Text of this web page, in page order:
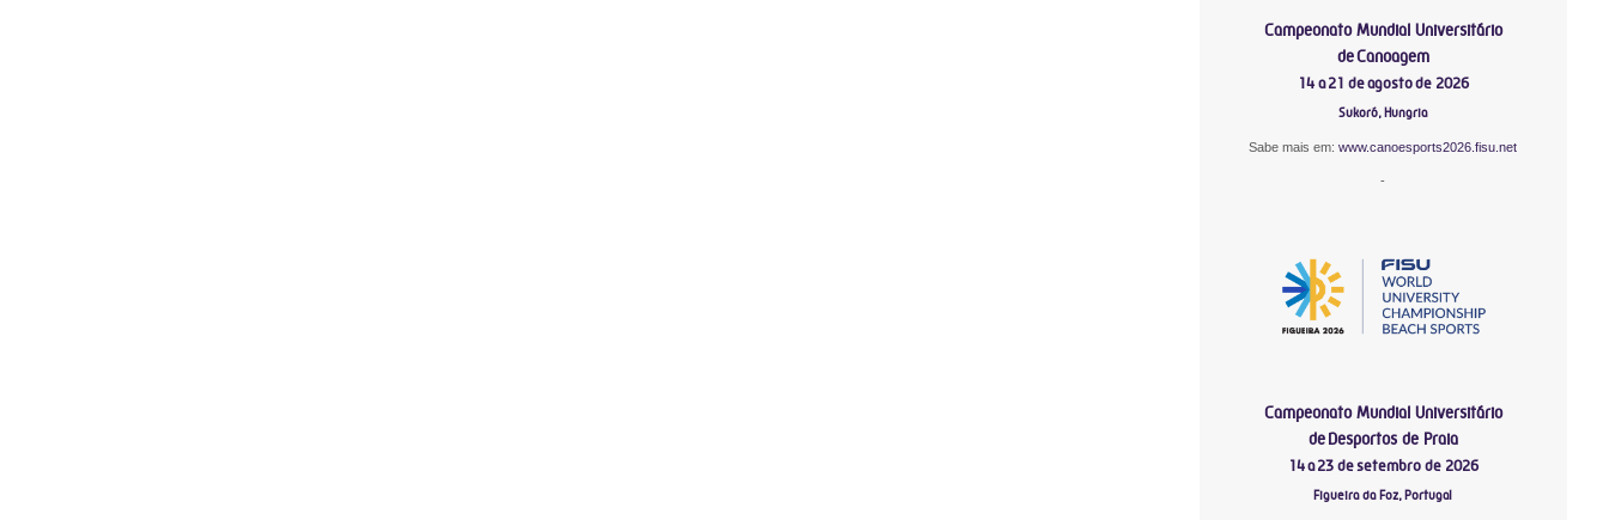
Campeonato Mundial Universitário
de Canoagem
14 a 21 de agosto de 2026
Sukoró, Hungria
Sabe mais em:www.canoesports2026.fisu.net
-
Campeonato Mundial Universitário
de Desportos de Praia
14 a 23 de setembro de 2026
Figueira da Foz, Portugal